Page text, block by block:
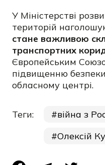
У Міністерстві
територій
стане важливою
транспортних
Європейським
підвищенню
обласному центрі.
Теги: війна з
Олексій